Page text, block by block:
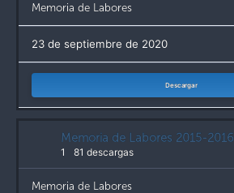
Memoria de Labores
23 de septiembre de 2020
Descargar
Memoria de Labores 2015-2016
1 81 descargas
Memoria de Labores